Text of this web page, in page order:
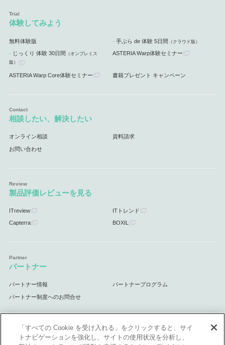
体験してみよう
無料体験版 手ぶら de 体験 5日間 （クラウド版）
じっくり 体験 30日間 （オンプレミス
版）
ASTERIA Warp体験セミナー
ASTERIA Warp Core体験セミナー 書籍プレゼント キャンペーン
相談したい、解決したい
オンライン相談 資料請求
お問い合わせ
製品評価レビューを見る
ITreview ITトレンド
Capterra BOXIL
パートナー
パートナー情報 パートナープログラム
パートナー制度へのお問合せ
サポート
「すべての Cookie を受け入れる」をクリックすると、サイ
トナビゲーションを強化し、サイトの使用状況を分析し、